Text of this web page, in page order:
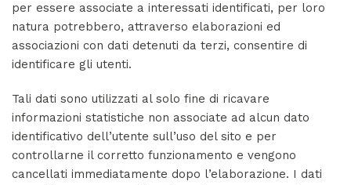
per essere associate a interessati identificati, per loro
natura potrebbero, attraverso elaborazioni ed
associazioni con dati detenuti da terzi, consentire di
identificare gli utenti.
Tali dati sono utilizzati al solo fine di ricavare
informazioni statistiche non associate ad alcun dato
identificativo dell’utente sull’uso del sito e per
controllarne il corretto funzionamento e vengono
cancellati immediatamente dopo l’elaborazione. I dati